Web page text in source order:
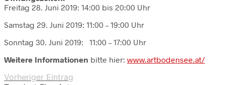
Freitag 28. Juni 2019: 14:00 bis 20:00 Uhr
Samstag 29. Juni 2019: 11:00 – 19:00 Uhr
Sonntag 30. Juni 2019: 11:00 – 17:00 Uhr
Weitere Informationen bitte hier: www.artbodensee.at/
Vorheriger Eintrag